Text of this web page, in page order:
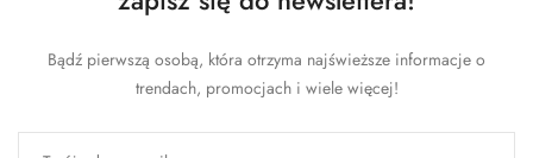
Bądź pierwszą osobą, która otrzyma najświeższe informacje o
trendach, promocjach i wiele więcej!